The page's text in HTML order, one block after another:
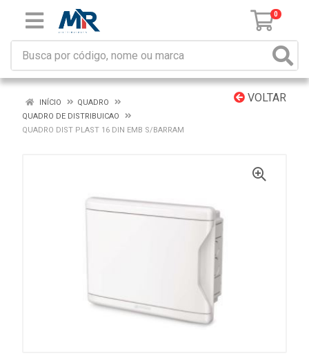
0
VOLTAR
INÍCIO
QUADRO
QUADRO DE DISTRIBUICAO
QUADRO DIST PLAST 16 DIN EMB S/BARRAM